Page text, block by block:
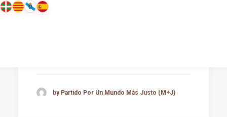
by Partido Por Un Mundo Más Justo (M+J)